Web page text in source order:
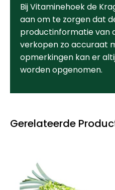
Gerelateerde
Bij Vitaminehoek de
aan om te zorgen dat
productinformatie van
verkopen zo accuraat
opmerkingen kan er
worden opgenomen.